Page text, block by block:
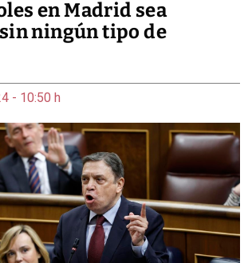
en Madrid sea
ningún tipo de
- 10:50 h